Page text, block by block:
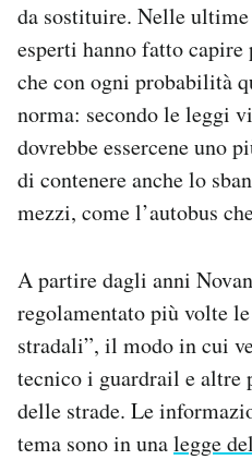
Hai bisogno di aiuto?
Esci
da sostituire. Nelle
esperti hanno fatto
che con ogni probabilità
norma: secondo le leggi
dovrebbe essercene uno
di contenere anche lo
mezzi, come l’autobus
A partire dagli anni
regolamentato più volte
stradali”, il modo in cui
tecnico i guardrail e
delle strade. Le
tema sono in unalegge